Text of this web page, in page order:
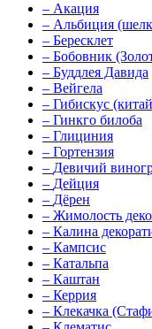
– Акация
– Альбиция
– Бересклет
– Бобовник
– Буддлея Давида
– Вейгела
– Гибискус
– Гинкго билоба
– Глициния
– Гортензия
– Девичий
– Дейция
– Дёрен
– Жимолость
– Калина
– Кампсис
– Катальпа
– Каштан
– Керрия
– Клекачка